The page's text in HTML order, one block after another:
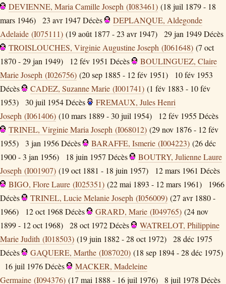
DEVIENNE, Maria Camille Joseph (I083461) (18 juil 1879 - 18
mars 1946)
23 avr 1947 Décès
DEPLANQUE, Aldegonde
Adelaide (I075111) (19 août 1877 - 23 avr 1947) 29 jan 1949Décès
TROISLOUCHES, Virginie Augustine Joseph (I061648) (7 oct
1870 - 29 jan 1949)
12 fév 1951 Décès
BOULINGUEZ, Claire
Marie Joseph (I026756) (20 sep 1885 - 12 fév 1951)
10 fév 1953
Décès
CADEZ, Suzanne Marie (I001741) (1 fév 1883 - 10 fév
1953)
30 juil 1954Décès
FREMAUX, Jules Henri
Joseph (I061406) (10 mars 1889 - 30 juil 1954) 12 fév 1955 Décès
TRINEL, Virginie Maria Joseph (I068012) (29 nov 1876 - 12 fév
1955)
3 jan 1956Décès BARAFFE, Ismerie (I004223) (26 déc
1900 - 3 jan 1956)
18 juin 1957 Décès
BOUTRY, Julienne Laure
Joseph (I001907) (19 oct 1881 - 18 juin 1957) 12 mars 1961 Décès
BIGO, Flore Laure (I025351) (22 mai 1893 - 12 mars 1961)
1966
Décès
TRINEL, Lucie Melanie Joseph (I056009) (27 avr 1880 -
1966)
12 oct 1968 Décès GRARD, Marie (I049765) (24 nov
1899 - 12 oct 1968)
28 oct 1972Décès
WATRELOT, Philippine
Marie Judith (I018503) (19 juin 1882 - 28 oct 1972)
28 déc 1975
Décès
GAQUERE, Marthe (I087020) (18 sep 1894 - 28 déc 1975)
16 juil 1976Décès
MACKER, Madeleine
Germaine (I094376) (17 mai 1888 - 16 juil 1976) 8 juil 1978 Décès